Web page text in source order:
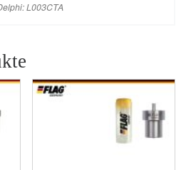
L003CTA